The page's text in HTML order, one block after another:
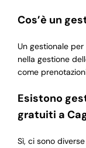
Cos’è un
Un gestionale
nella gestione
come
Esistono
gratuiti a
Sì, ci sono